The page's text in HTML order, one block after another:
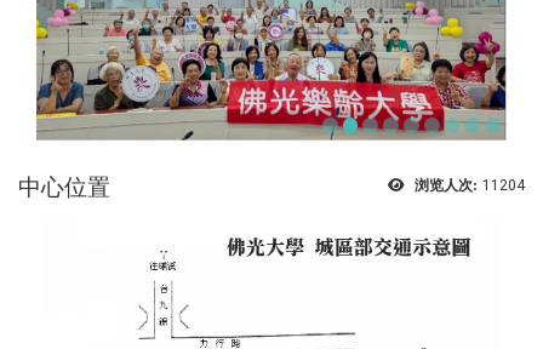
浏览人次: 11204
中心位置